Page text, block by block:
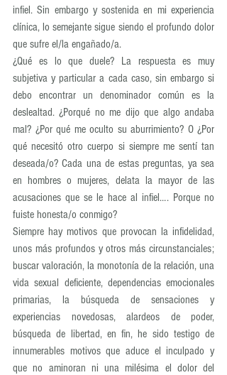
infiel. Sin embargo y sostenida en mi experiencia
clínica, lo semejante sigue siendo el profundo dolor
que sufre el/la engañado/a.
¿Qué es lo que duele? La respuesta es muy
subjetiva y particular a cada caso, sin embargo si
debo encontrar un denominador común es la
deslealtad. ¿Porqué no me dijo que algo andaba
mal? ¿Por qué me oculto su aburrimiento? O ¿Por
qué necesitó otro cuerpo si siempre me sentí tan
deseada/o? Cada una de estas preguntas, ya sea
en hombres o mujeres, delata la mayor de las
acusaciones que se le hace al infiel…. Porque no
fuiste honesta/o conmigo?
Siempre hay motivos que provocan la infidelidad,
unos más profundos y otros más circunstanciales;
buscar valoración, la monotonía de la relación, una
vida sexual deficiente, dependencias emocionales
primarias, la búsqueda de sensaciones y
experiencias novedosas, alardeos de poder,
búsqueda de libertad, en fin, he sido testigo de
innumerables motivos que aduce el inculpado y
que no aminoran ni una milésima el dolor del